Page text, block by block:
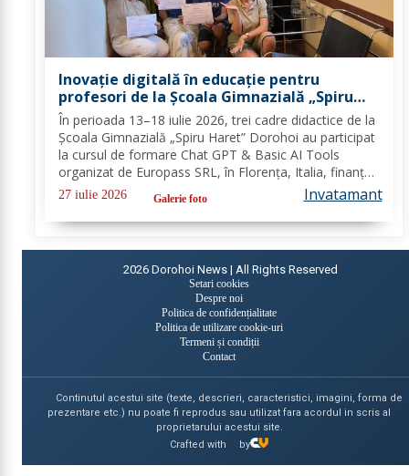
Inovație digitală în educație pentru
profesori de la Școala Gimnazială „Spiru
Haret” Dorohoi prin Erasmus+ FOTO
În perioada 13–18 iulie 2026, trei cadre didactice de la
Școala Gimnazială „Spiru Haret” Dorohoi au participat
la cursul de formare Chat GPT & Basic AI Tools
organizat de Europass SRL, în Florența, Italia, finanțat
în cadrul programului de Acreditare Erasmus +,
domeniul educație școlară număr,...
27 iulie 2026 Galerie foto Invatamant
2026 Dorohoi News | All Rights Reserved
Setari cookies
Despre noi
Politica de confidențialitate
Politica de utilizare cookie-uri
Termeni și condiții
Contact
Continutul acestui site (texte, descrieri, caracteristici, imagini, forma de
prezentare etc.) nu poate fi reprodus sau utilizat fara acordul in scris al
proprietarului acestui site.
Crafted with
by